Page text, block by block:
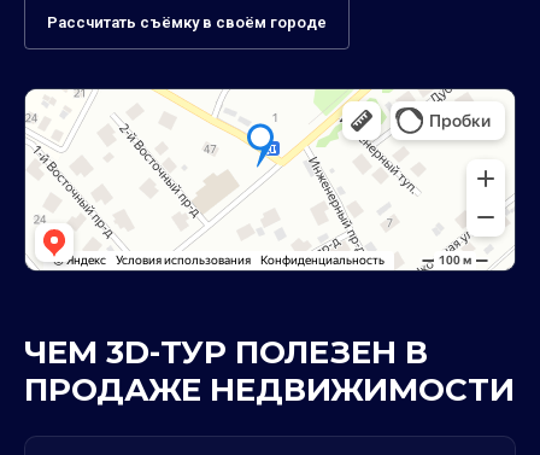
Рассчитать съёмку в своём городе
ЧЕМ 3D-ТУР ПОЛЕЗЕН В
ПРОДАЖЕ НЕДВИЖИМОСТИ